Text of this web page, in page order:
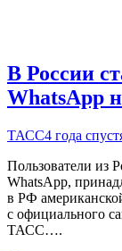
В России
WhatsApp
ТАСС4 года
Пользователи из
WhatsApp,
в РФ
с официального
ТАСС….